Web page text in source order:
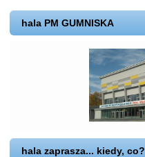
hala PM GUMNISKA
hala zaprasza... kiedy, co?